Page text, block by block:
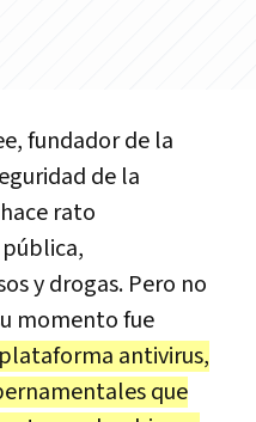
,fundadorde la
de la
hace rato
pública,
ydrogas. Pero no
momentofue
plataforma antivirus,
que